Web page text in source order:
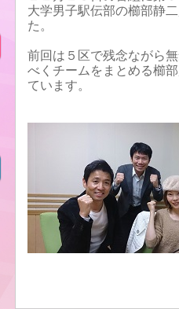
大学男子駅伝部の櫛部静
た。
前回は５区で残念ながら
べくチームをまとめる櫛
ています。